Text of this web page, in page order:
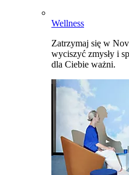
Wellness
Zatrzymaj się w
wyciszyć zmysły i
dla Ciebie ważni.